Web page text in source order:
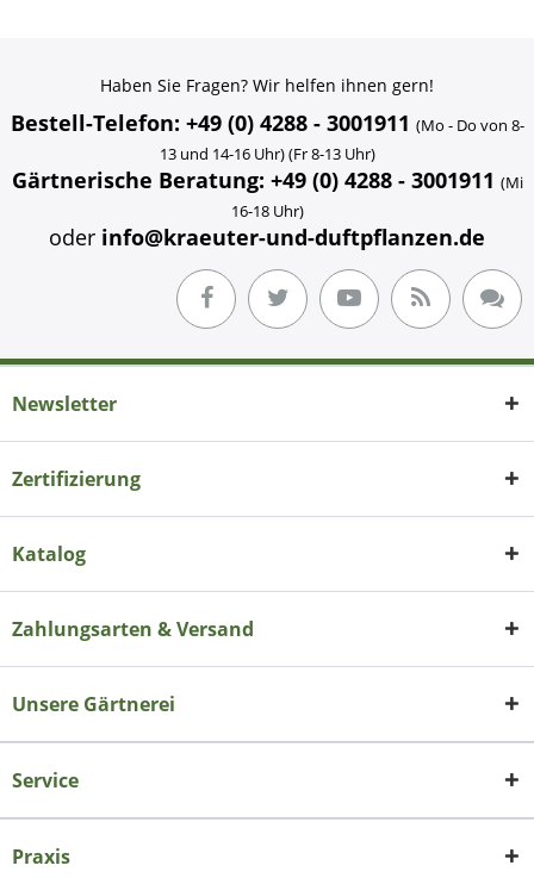
Haben Sie Fragen? Wir helfen ihnen gern!
Bestell-Telefon: +49 (0) 4288 - 3001911 (Mo - Do von 8-
13 und 14-16 Uhr) (Fr 8-13 Uhr)
Gärtnerische Beratung: +49 (0) 4288 - 3001911 (Mi
16-18 Uhr)
oder info@kraeuter-und-duftpflanzen.de
Newsletter
Zertifizierung
Katalog
Zahlungsarten & Versand
Unsere Gärtnerei
Service
Praxis